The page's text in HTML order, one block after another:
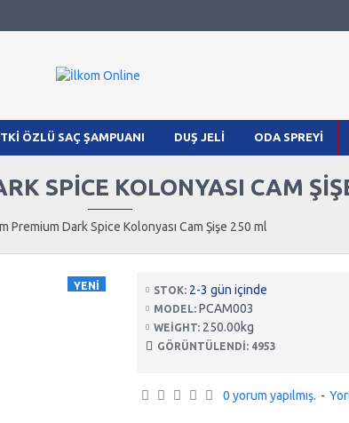
ÖZLÜ SAÇ ŞAMPUANI DUŞ JELI ODA SPREYI
Premium Dark Spice Kolonyası Cam Şişe 250 ml
SPICE KOLONYASI CAM
YENI STOK: 2-3 gün içinde
MODEL: PCAM003
WEIGHT: 250.00kg
GÖRÜNTÜLENDI: 4953
0 yorum yapılmış. -